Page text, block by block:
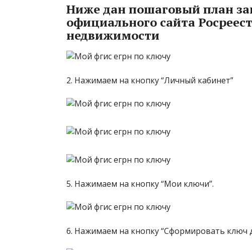
Ниже дан пошаговый план
официального сайта
недвижимости
2. Нажимаем на кнопку “Личный кабинет”
5. Нажимаем на кнопку “Мои ключи”.
6. Нажимаем на кнопку “Сформировать ключ